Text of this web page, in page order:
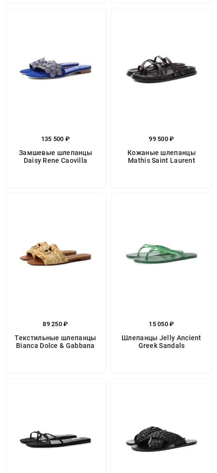
135 500 ₽
Замшевые шлепанцы
Daisy Rene Caovilla
99 500 ₽
Кожаные шлепанцы
Mathis Saint Laurent
89 250 ₽
Текстильные шлепанцы
Bianca Dolce & Gabbana
15 050 ₽
Шлепанцы Jelly Ancient
Greek Sandals